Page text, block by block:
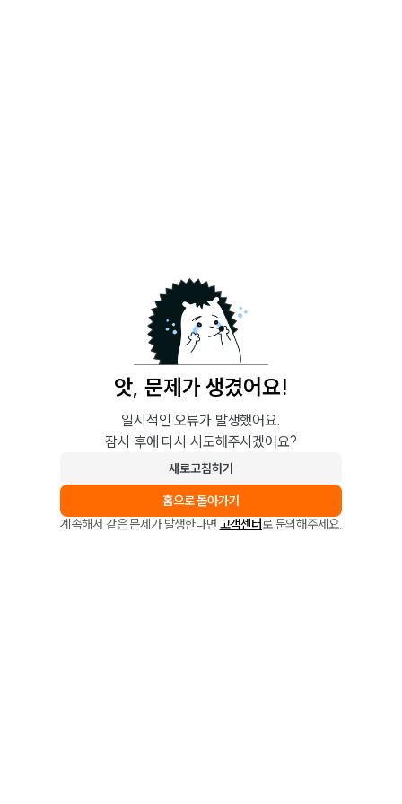
앗, 문제가 생겼어요!
일시적인 오류가 발생했어요.
잠시 후에 다시 시도해주시겠어요?
새로고침하기
홈으로 돌아가기
계속해서 같은 문제가 발생한다면 고객센터로 문의해주세요.